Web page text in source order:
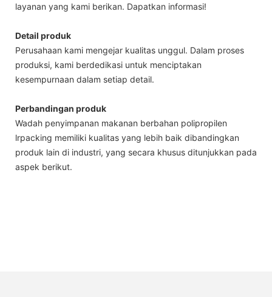
layanan yang kami berikan. Dapatkan informasi!
Detail produk
Perusahaan kami mengejar kualitas unggul. Dalam proses
produksi, kami berdedikasi untuk menciptakan
kesempurnaan dalam setiap detail.
Perbandingan produk
Wadah penyimpanan makanan berbahan polipropilen
lrpacking memiliki kualitas yang lebih baik dibandingkan
produk lain di industri, yang secara khusus ditunjukkan pada
aspek berikut.